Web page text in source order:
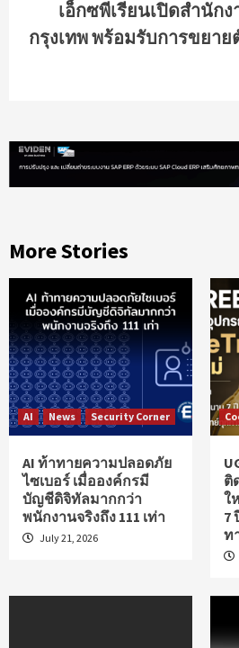
เอ็กซพีเรียนเปิดสำนัก
กรุงเทพ พร้อมรับการขยา
More Stories
AI News Security Corner
AI ท้าทายความปลอดภัย
ไซเบอร์ เมื่อองค์กรมี
บัญชีดิจิทัลมากกว่า
พนักงานจริงถึง 111 เท่า
July 21, 2026
ติ
ใ
7
ท